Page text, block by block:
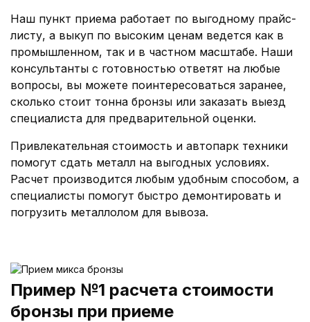
Наш пункт приема работает по выгодному прайс-
листу, а выкуп по высоким ценам ведется как в
промышленном, так и в частном масштабе. Наши
консультанты с готовностью ответят на любые
вопросы, вы можете поинтересоваться заранее,
сколько стоит тонна бронзы или заказать выезд
специалиста для предварительной оценки.
Привлекательная стоимость и автопарк техники
помогут сдать металл на выгодных условиях.
Расчет производится любым удобным способом, а
специалисты помогут быстро демонтировать и
погрузить металлолом для вывоза.
Пример №1 расчета стоимости
бронзы при приеме